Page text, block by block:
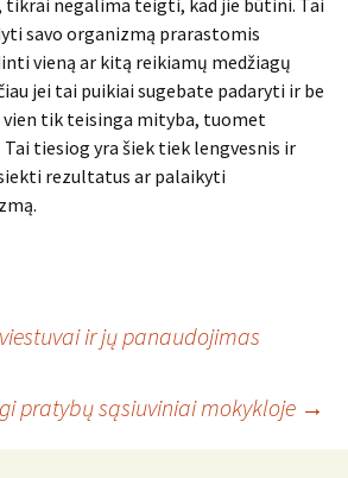
tikrai negalima teigti, kad jie būtini. Tai
savo organizmą prarastomis
vieną ar kitą reikiamų medžiagų
jei tai puikiai sugebate padaryti ir be
vien tik teisinga mityba, tuomet
tiesiog yra šiek tiek lengvesnis ir
rezultatus ar palaikyti
ir jų panaudojimas
pratybų sąsiuviniai mokykloje →